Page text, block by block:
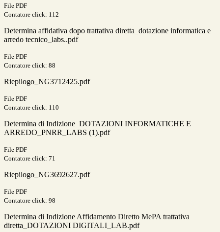
File PDF
Contatore click: 112
Determina affidativa dopo trattativa diretta_dotazione informatica e
arredo tecnico_labs..pdf
File PDF
Contatore click: 88
Riepilogo_NG3712425.pdf
File PDF
Contatore click: 110
Determina di Indizione_DOTAZIONI INFORMATICHE E
ARREDO_PNRR_LABS (1).pdf
File PDF
Contatore click: 71
Riepilogo_NG3692627.pdf
File PDF
Contatore click: 98
Determina di Indizione Affidamento Diretto MePA trattativa
diretta_DOTAZIONI DIGITALI_LAB.pdf